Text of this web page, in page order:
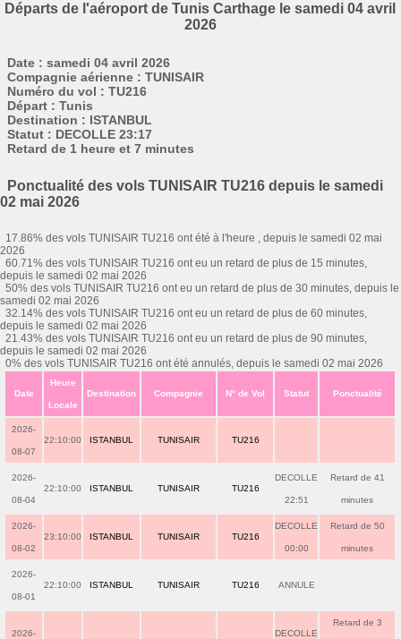
Départs de l'aéroport de Tunis Carthage le samedi 04 avril
2026
Date : samedi 04 avril 2026
Compagnie aérienne : TUNISAIR
Numéro du vol : TU216
Départ : Tunis
Destination : ISTANBUL
Statut : DECOLLE 23:17
Retard de 1 heure et 7 minutes
Ponctualité des vols TUNISAIR TU216 depuis le samedi
02 mai 2026
17.86% des vols TUNISAIR TU216 ont été à l'heure , depuis le samedi 02 mai
2026
60.71% des vols TUNISAIR TU216 ont eu un retard de plus de 15 minutes,
depuis le samedi 02 mai 2026
50% des vols TUNISAIR TU216 ont eu un retard de plus de 30 minutes, depuis le
samedi 02 mai 2026
32.14% des vols TUNISAIR TU216 ont eu un retard de plus de 60 minutes,
depuis le samedi 02 mai 2026
21.43% des vols TUNISAIR TU216 ont eu un retard de plus de 90 minutes,
depuis le samedi 02 mai 2026
0% des vols TUNISAIR TU216 ont été annulés, depuis le samedi 02 mai 2026
Date
Heure
Locale
Destination Compagnie N° de Vol Statut Ponctualité
2026-
08-07
22:10:00 ISTANBUL TUNISAIR TU216
2026-
08-04
22:10:00 ISTANBUL TUNISAIR TU216
DECOLLE
22:51
Retard de 41
minutes
2026-
08-02
23:10:00 ISTANBUL TUNISAIR TU216
DECOLLE
00:00
Retard de 50
minutes
2026-
08-01
22:10:00 ISTANBUL TUNISAIR TU216 ANNULE
2026- DECOLLE
Retard de 3